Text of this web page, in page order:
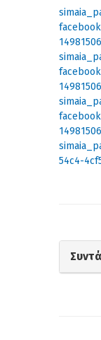
54c4-